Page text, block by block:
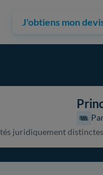
J'obtiens mon
juridiquement